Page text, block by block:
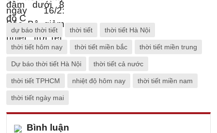
dự báo thời tiết thời tiết thời tiết Hà Nội
thời tiết hôm nay thời tiết miền bắc thời tiết miền trung
Dự báo thời tiết Hà Nội thời tiết cả nước
thời tiết TPHCM nhiệt độ hôm nay thời tiết miền nam
thời tiết ngày mai
Bình luận